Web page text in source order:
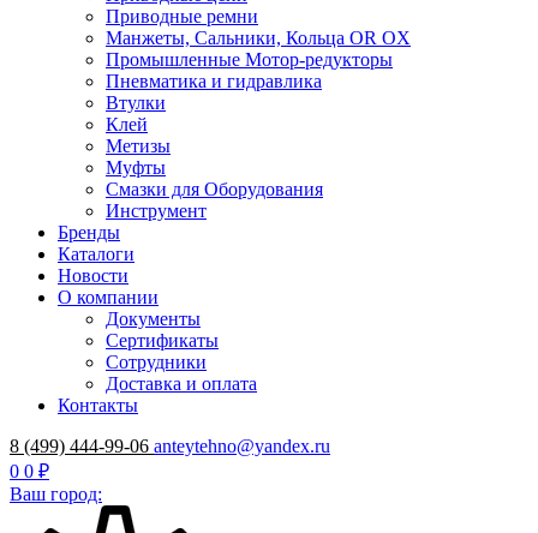
Приводные ремни
Манжеты, Сальники, Кольца OR OX
Промышленные Мотор-редукторы
Пневматика и гидравлика
Втулки
Клей
Метизы
Муфты
Смазки для Оборудования
Инструмент
Бренды
Каталоги
Новости
О компании
Документы
Сертификаты
Сотрудники
Доставка и оплата
Контакты
8 (499) 444-99-06 anteytehno@yandex.ru
0 0 ₽
Ваш город: